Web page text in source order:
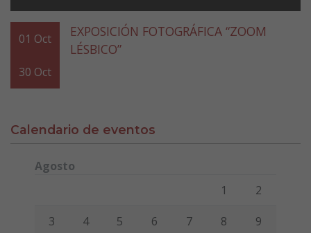
01 Oct
30 Oct
EXPOSICIÓN FOTOGRÁFICA “ZOOM
LÉSBICO”
Calendario de eventos
Agosto
Viernes Sábado
1 2
3 4 5 6 7 8 9